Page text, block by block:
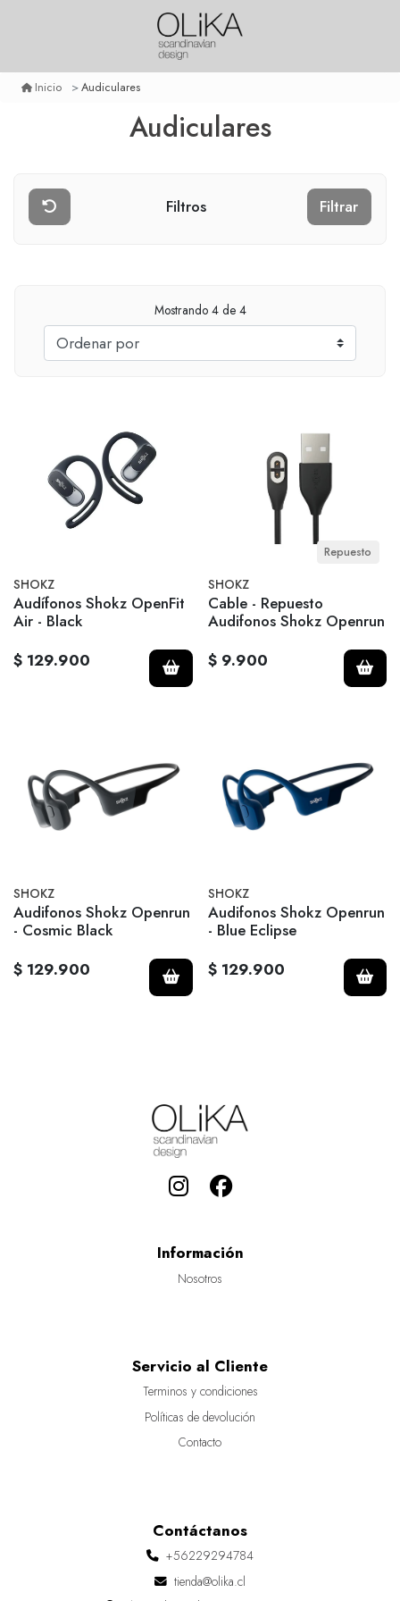
Inicio Audiculares
Audiculares
Filtros Filtrar
Mostrando 4de 4
SHOKZ
Audífonos Shokz OpenFit
Air - Black
$ 129.900
Repuesto
SHOKZ
Cable - Repuesto
Audifonos Shokz Openrun
$ 9.900
SHOKZ
Audifonos Shokz Openrun
- Cosmic Black
$ 129.900
SHOKZ
Audifonos Shokz Openrun
- Blue Eclipse
$ 129.900
Información
Nosotros
Servicio al Cliente
Terminos y condiciones
Políticas de devolución
Contacto
Contáctanos
+56229294784
tienda@olika.cl